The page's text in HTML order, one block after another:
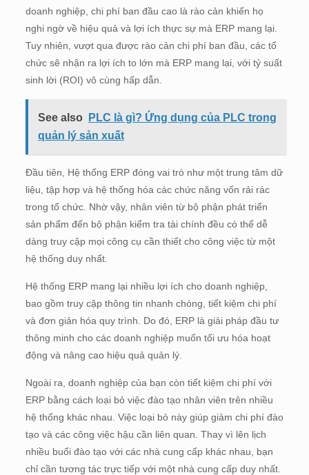
doanh nghiệp, chi phí ban đầu cao là rào cản khiến họ
nghi ngờ về hiệu quả và lợi ích thực sự mà ERP mang lại.
Tuy nhiên, vượt qua được rào cản chi phí ban đầu, các tổ
chức sẽ nhận ra lợi ích to lớn mà ERP mang lại, với tỷ suất
sinh lời (ROI) vô cùng hấp dẫn.
See also
PLC là gì? Ứng dụng của PLC trong
quản lý sản xuất
Đầu tiên, Hệ thống ERP đóng vai trò như một trung tâm dữ
liệu, tập hợp và hệ thống hóa các chức năng vốn rải rác
trong tổ chức. Nhờ vậy, nhân viên từ bộ phận phát triển
sản phẩm đến bộ phận kiểm tra tài chính đều có thể dễ
dàng truy cập mọi công cụ cần thiết cho công việc từ một
hệ thống duy nhất.
Hệ thống ERP mang lại nhiều lợi ích cho doanh nghiệp,
bao gồm truy cập thông tin nhanh chóng, tiết kiệm chi phí
và đơn giản hóa quy trình. Do đó, ERP là giải pháp đầu tư
thông minh cho các doanh nghiệp muốn tối ưu hóa hoạt
động và nâng cao hiệu quả quản lý.
Ngoài ra, doanh nghiệp của bạn còn tiết kiệm chi phí với
ERP bằng cách loại bỏ việc đào tạo nhân viên trên nhiều
hệ thống khác nhau. Việc loại bỏ này giúp giảm chi phí đào
tạo và các công việc hậu cần liên quan. Thay vì lên lịch
nhiều buổi đào tạo với các nhà cung cấp khác nhau, bạn
chỉ cần tương tác trực tiếp với một nhà cung cấp duy nhất.